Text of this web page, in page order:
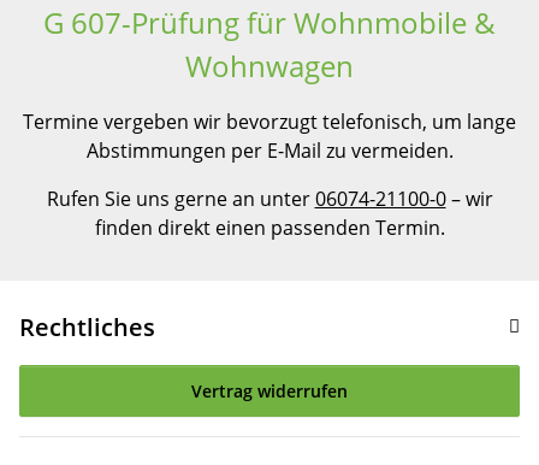
G 607-Prüfung für Wohnmobile &
Wohnwagen
Termine vergeben wir bevorzugt telefonisch, um lange
Abstimmungen per E-Mail zu vermeiden.
Rufen Sie uns gerne an unter06074-21100-0– wir
finden direkt einen passenden Termin.
Rechtliches
Vertrag widerrufen